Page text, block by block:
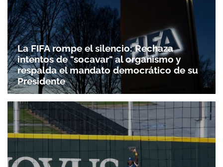
La FIFA rompe el silencio: Rechaza
intentos de "socavar" al organismo y
respalda el mandato democrático de su
Presidente